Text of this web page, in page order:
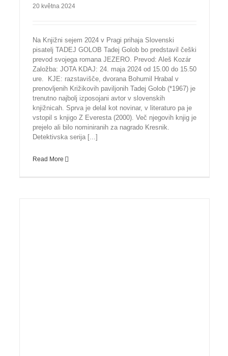
20 května 2024
Na Knjižni sejem 2024 v Pragi prihaja Slovenski
pisatelj TADEJ GOLOB Tadej Golob bo predstavil češki
prevod svojega romana JEZERO. Prevod: Aleš Kozár
Založba: JOTA KDAJ: 24. maja 2024 od 15.00 do 15.50
ure. KJE: razstavišče, dvorana Bohumil Hrabal v
prenovljenih Križikovih paviljonih Tadej Golob (*1967) je
trenutno najbolj izposojani avtor v slovenskih
knjižnicah. Sprva je delal kot novinar, v literaturo pa je
vstopil s knjigo Z Everesta (2000). Več njegovih knjig je
prejelo ali bilo nominiranih za nagrado Kresnik.
Detektivska serija [...]
Read More